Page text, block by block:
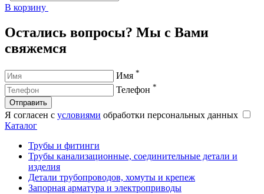
В корзину
Остались вопросы? Мы с Вами
свяжемся
Имя *
Телефон *
Отправить
Я согласен с условиями обработки персональных данных
Каталог
Трубы и фитинги
Трубы канализационные, соединительные детали и
изделия
Детали трубопроводов, хомуты и крепеж
Запорная арматура и электроприводы